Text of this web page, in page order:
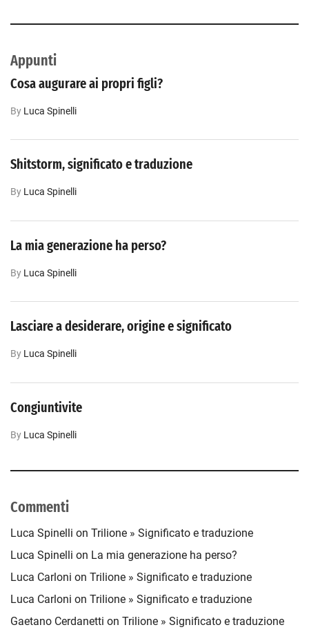
Appunti
Cosa augurare ai propri figli?
By Luca‎ Spinelli
Shitstorm, significato e traduzione
By Luca‎ Spinelli
La mia generazione ha perso?
By Luca‎ Spinelli
Lasciare a desiderare, origine e significato
By Luca‎ Spinelli
Congiuntivite
By Luca‎ Spinelli
Commenti
Luca‎ Spinelli on Trilione » Significato e traduzione
Luca Spinelli on La mia generazione ha perso?
Luca Carloni on Trilione » Significato e traduzione
Luca Carloni on Trilione » Significato e traduzione
Gaetano Cerdanetti on Trilione » Significato e traduzione